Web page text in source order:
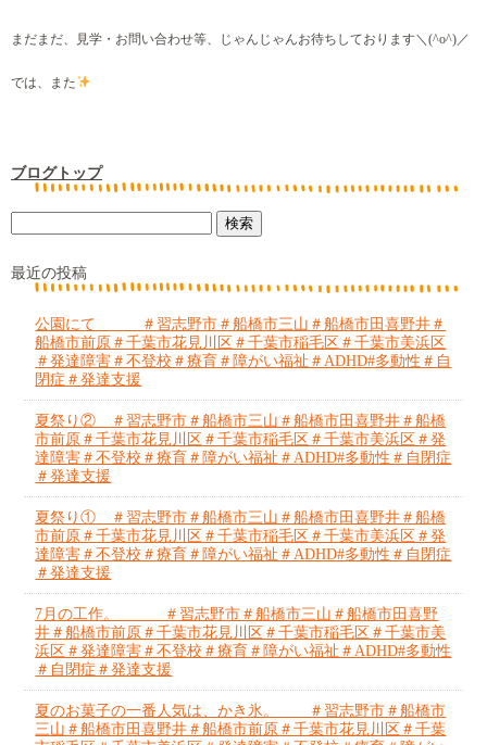
まだまだ、見学・お問い合わせ等、じゃんじゃんお待ちしております＼(^o^)／
では、また
ブログトップ
最近の投稿
公園にて ＃習志野市＃船橋市三山＃船橋市田喜野井＃
船橋市前原＃千葉市花見川区＃千葉市稲毛区＃千葉市美浜区
＃発達障害＃不登校＃療育＃障がい福祉＃ADHD#多動性＃自
閉症＃発達支援
夏祭り② ＃習志野市＃船橋市三山＃船橋市田喜野井＃船橋
市前原＃千葉市花見川区＃千葉市稲毛区＃千葉市美浜区＃発
達障害＃不登校＃療育＃障がい福祉＃ADHD#多動性＃自閉症
＃発達支援
夏祭り① ＃習志野市＃船橋市三山＃船橋市田喜野井＃船橋
市前原＃千葉市花見川区＃千葉市稲毛区＃千葉市美浜区＃発
達障害＃不登校＃療育＃障がい福祉＃ADHD#多動性＃自閉症
＃発達支援
7月の工作。 ＃習志野市＃船橋市三山＃船橋市田喜野
井＃船橋市前原＃千葉市花見川区＃千葉市稲毛区＃千葉市美
浜区＃発達障害＃不登校＃療育＃障がい福祉＃ADHD#多動性
＃自閉症＃発達支援
夏のお菓子の一番人気は、かき氷。 ＃習志野市＃船橋市
三山＃船橋市田喜野井＃船橋市前原＃千葉市花見川区＃千葉